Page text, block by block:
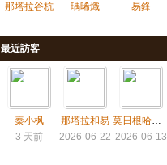
那塔拉谷杭 瑀晞熾 易鋒
最近訪客
秦小枫
3 天前
那塔拉和易
2026-06-22
莫日根哈日查蓋
2026-06-13